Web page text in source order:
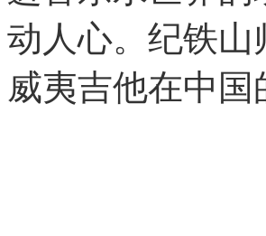
动人心。纪铁
威夷吉他在中